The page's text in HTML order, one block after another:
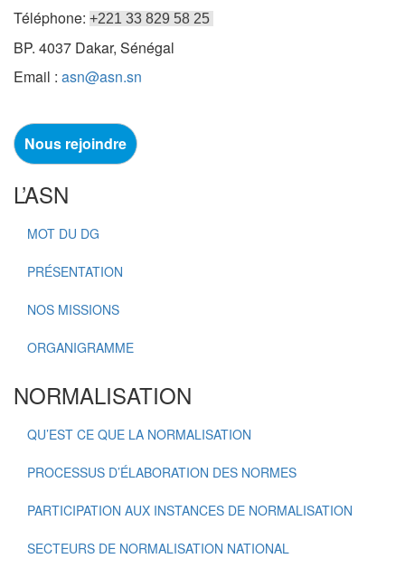
Téléphone: +221 33 829 58 25
BP. 4037 Dakar, Sénégal
Email : asn@asn.sn
Nous rejoindre
L’ASN
MOT DU DG
PRÉSENTATION
NOS MISSIONS
ORGANIGRAMME
NORMALISATION
QU’EST CE QUE LA NORMALISATION
PROCESSUS D’ÉLABORATION DES NORMES
PARTICIPATION AUX INSTANCES DE NORMALISATION
SECTEURS DE NORMALISATION NATIONAL